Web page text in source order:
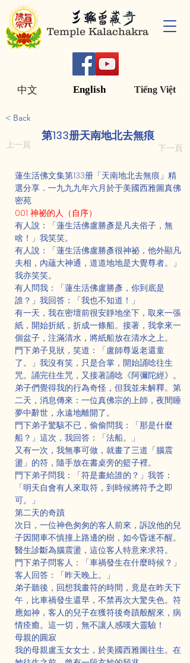
Temple Kalachakra
English Tiếng Việt
中文
< Back
第133册天南地北去無痕
上一頁 下一頁
蓮生活佛文集第133册「天南地北去無痕」精
選分享．一九九九年六月於于美國西雅圖真佛
密苑
001 神祕的人（自序）
有人說：「蓮生活佛盧勝彥是凡夫俗子，無
啥！」我笑笑。
有人說：「蓮生活佛盧勝彥很神祕，他外顯凡
夫相，內蘊大神通，道道地地是大覺尊者。」
我亦笑笑。
有人問我：「蓮生活佛盧勝彥，你到底是
誰？」我回答：「我也不知道！」
有一天，我在密壇前很安靜地坐下，取來一張
紙，開始折紙，折成一條船。接著，我拿來一
個盆子，注滿清水，將紙船放在清水之上。
門下弟子見狀，笑道：「盧師尊返老還童
了。」我沒有笑，只是合掌，開始誦唸往生
咒。誦完往生咒，又接著誦唸《阿彌陀經》。
弟子們覺得我的行為奇怪，但我並未解釋。第
二天，消息傳來：一位真佛宗的上師，夜間睡
夢中辭世，永遠地離開了。
門下弟子驚駭不已，偷偷問我：「那是什麼
船？」這次，我回答：「法船。」
又有一次，我無事可做，就畫了三道「腦震
盪」的符，隨手放在書桌旁的籃子裡。
門下弟子問我：「符是畫給誰的？」我答：
「明天自會有人來取符，到時候將符予之即
可。」
第二天的奇蹟
次日，一位神色匆匆的客人前來，訴說他的兒
子因開車不慎撞上路邊的樹，如今昏迷不醒。
醫生診斷為腦震盪，這位客人特意來求符。
門下弟子問客人：「車禍發生在什麼時候？」
客人回答：「昨天晚上。」
弟子聽後，回想我畫符的時間，竟是在昨天下
午，比車禍發生還早，不禁再次大驚失色。符
應如神，客人的兒子在獲符後奇蹟般醒來，病
情痊癒。這一切，無不讓人感嘆大靈驗！
母親的圓寂
我的母親盧玉女女士，於美國西雅圖往生。在